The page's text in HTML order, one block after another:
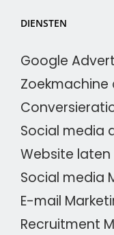
DIENSTEN
Google
Zoekmachine
Social media
Website laten
Social media
E-mail
Recruitment